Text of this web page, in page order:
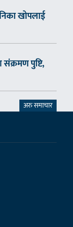
खोपलाई
पुष्टि,
अरु समाचार